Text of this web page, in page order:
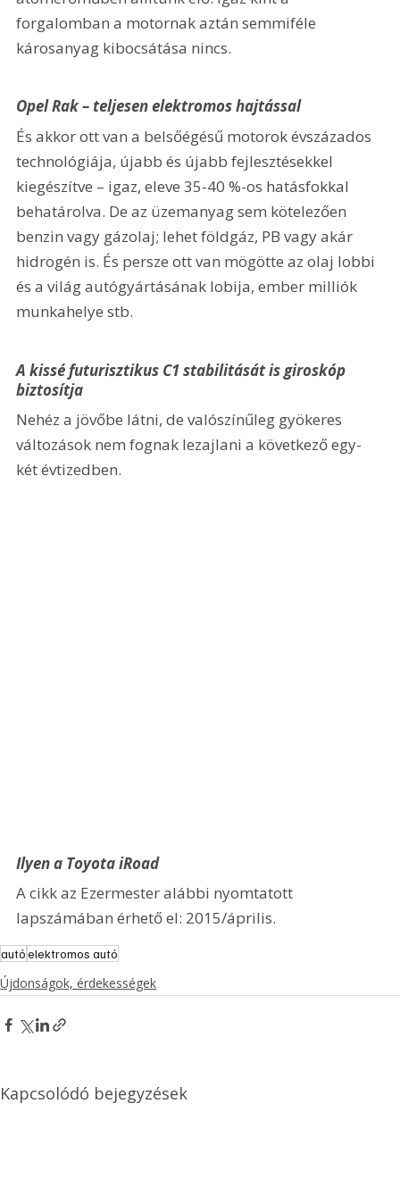
forgalomban a motornak aztán semmiféle
károsanyag kibocsátása nincs.
Opel Rak – teljesen elektromos hajtással
És akkor ott van a belsőégésű motorok évszázados
technológiája, újabb és újabb fejlesztésekkel
kiegészítve – igaz, eleve 35-40 %-os hatásfokkal
behatárolva. De az üzemanyag sem kötelezően
benzin vagy gázolaj; lehet földgáz, PB vagy akár
hidrogén is. És persze ott van mögötte az olaj lobbi
és a világ autógyártásának lobija, ember milliók
munkahelye stb.
A kissé futurisztikus C1 stabilitását is giroskóp
biztosítja
Nehéz a jövőbe látni, de valószínűleg gyökeres
változások nem fognak lezajlani a következő egy-
két évtizedben.
Ilyen a Toyota iRoad
A cikk az Ezermester alábbi nyomtatott
lapszámában érhető el: 2015/április.
autóelektromos autó
Újdonságok, érdekességek
Kapcsolódó bejegyzések